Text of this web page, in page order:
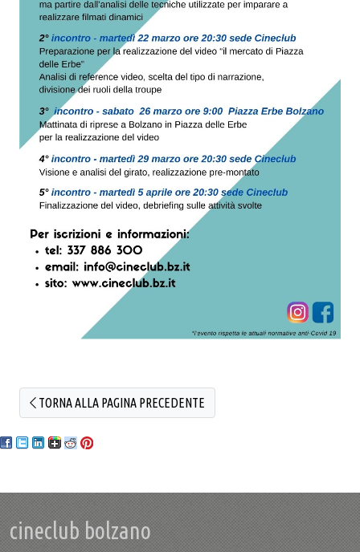
TORNA ALLA PAGINA PRECEDENTE
cineclub bolzano